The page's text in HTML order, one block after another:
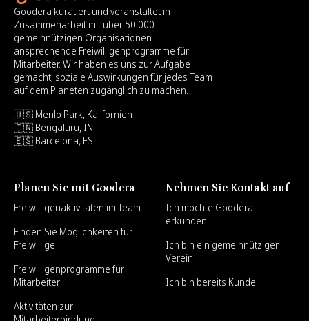
Goodera kuratiert und veranstaltet in
Zusammenarbeit mit über 50.000
gemeinnützigen Organisationen
ansprechende Freiwilligenprogramme für
Mitarbeiter. Wir haben es uns zur Aufgabe
gemacht, soziale Auswirkungen für jedes Team
auf dem Planeten zugänglich zu machen.
🇺🇸 Menlo Park, Kalifornien
🇮🇳 Bengaluru, IN
🇪🇸 Barcelona, ES
Planen Sie mit Goodera
Freiwilligenaktivitäten im Team
Finden Sie Möglichkeiten für
Freiwillige
Freiwilligenprogramme für
Mitarbeiter
Aktivitäten zur
Nehmen Sie Kontakt auf
Ich möchte Goodera
erkunden
Ich bin ein gemeinnütziger
Verein
Ich bin bereits Kunde